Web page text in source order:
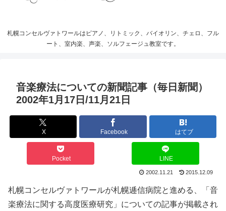
札幌コンセルヴァトワールはピアノ、リトミック、バイオリン、チェロ、フル
ート、室内楽、声楽、ソルフェージュ教室です。
音楽療法についての新聞記事（毎日新聞）
2002年1月17日/11月21日
X Facebook はてブ
Pocket LINE
2002.11.21 2015.12.09
札幌コンセルヴァトワールが札幌逓信病院と進める、「音
楽療法に関する高度医療研究」についての記事が掲載され